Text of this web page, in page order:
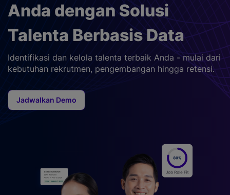
Anda dengan Solusi
Talenta Berbasis Data
Identifikasi dan kelola talenta terbaik Anda - mulai dari
kebutuhan rekrutmen, pengembangan hingga retensi.
Jadwalkan Demo